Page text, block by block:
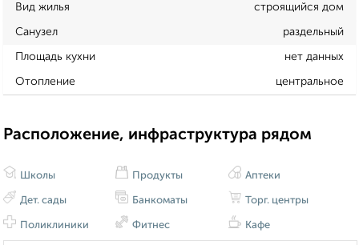
Вид жилья строящийся дом
Санузел раздельный
Площадь кухни нет данных
Отопление центральное
Расположение, инфраструктура рядом
Школы
Дет. сады
Поликлиники
Продукты
Банкоматы
Фитнес
Аптеки
Торг. центры
Кафе